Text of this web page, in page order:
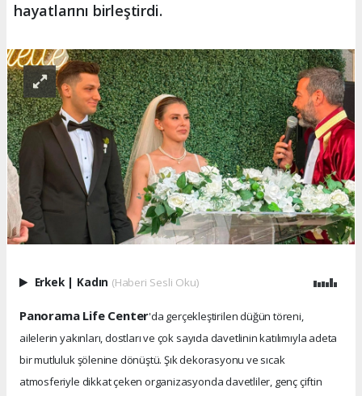
hayatlarını birleştirdi.
Erkek | Kadın (Haberi Sesli Oku)
Panorama Life Center'da gerçekleştirilen düğün töreni,
ailelerin yakınları, dostları ve çok sayıda davetlinin katılımıyla adeta
bir mutluluk şölenine dönüştü. Şık dekorasyonu ve sıcak
atmosferiyle dikkat çeken organizasyonda davetliler, genç çiftin